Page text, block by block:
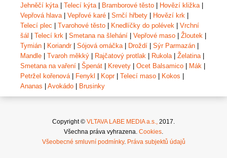
Jehněčí kýta| Telecí kýta| Bramborové těsto Hovězí kližka|
Vepřová hlava| Vepřové karé Srnčí hřbety Hovězí krk
Telecí plec
Tvarohové těsto Knedlíčky do polévek
Vrchní
šál
Telecí krk Smetana na šlehání Vepřové maso Žloutek
Tymián
Koriandr| Sójová omáčka| Droždí Sýr Parmazán
Mandle
Tvaroh měkký Rajčatový protlak Rukola| Želatina|
Smetana na vaření
Špenát Krevety Ocet Balsamico Mák
Petržel kořenová| Fenykl Kopr| Telecí maso Kokos
Ananas
Avokádo Brusinky
Copyright © VLTAVA LABE MEDIA a.s., 2017.
Všechna práva vyhrazena. Cookies.
Všeobecné smluvní podmínky. Práva subjektů údajů